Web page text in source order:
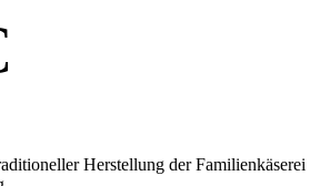
Herstellung der Familienkäserei